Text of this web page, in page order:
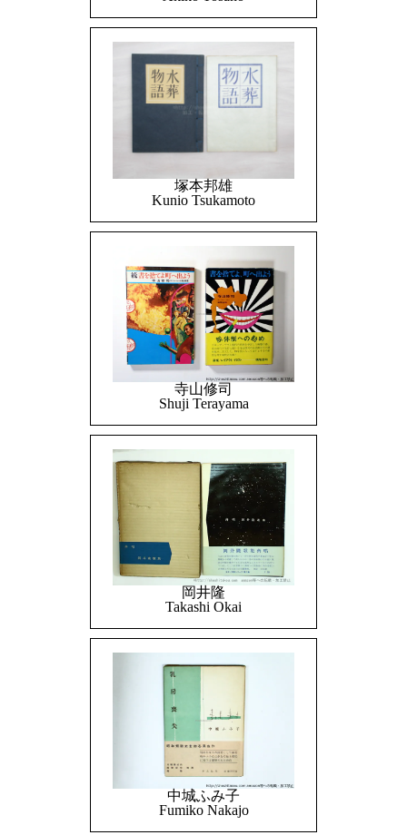
塚本邦雄
Kunio Tsukamoto
寺山修司
Shuji Terayama
岡井隆
Takashi Okai
中城ふみ子
Fumiko Nakajo